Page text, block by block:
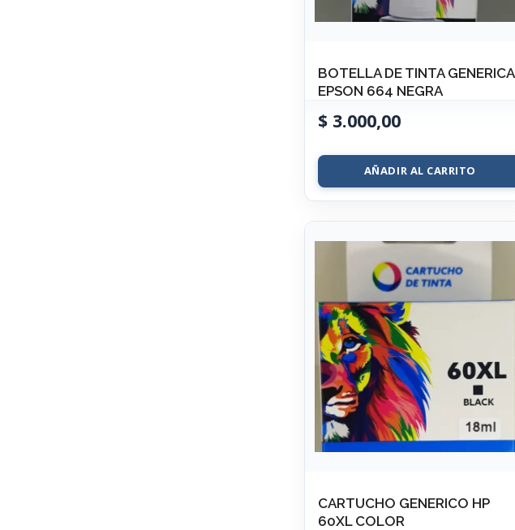
BOTELLA DE TINTA GENERICA
EPSON 664 NEGRA
$ 3.000,00
AÑADIR AL CARRITO
CARTUCHO GENERICO HP
60XL COLOR